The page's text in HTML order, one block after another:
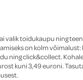
valik toidukaupu ning
on kolm
ning click&collect.
kuni 3,49 euroni.